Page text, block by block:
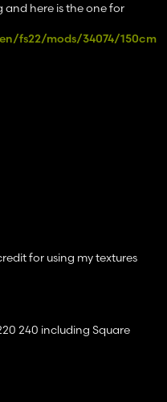
and here is the one for
fs22/mods/34074/150cm
for using my textures
240 including Square